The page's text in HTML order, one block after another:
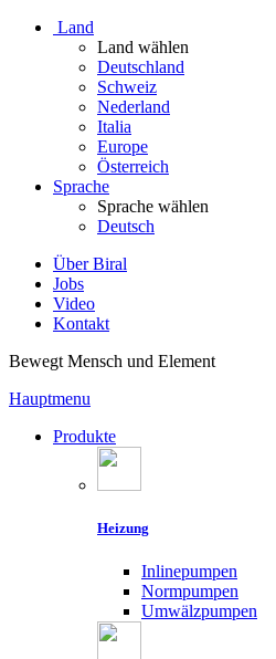
Land
Land wählen
Deutschland
Schweiz
Nederland
Italia
Europe
Österreich
Sprache
Sprache wählen
Deutsch
Über Biral
Jobs
Video
Kontakt
Bewegt Mensch und Element
Hauptmenu
Produkte
Heizung
Inlinepumpen
Normpumpen
Umwälzpumpen